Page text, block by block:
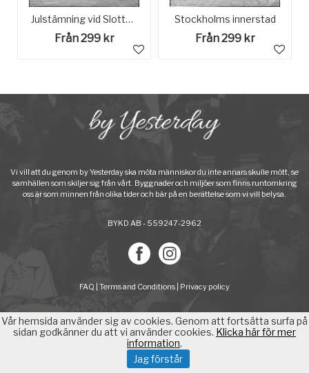
Julstämning vid Slottsbacken.
Från 299 kr
Stockholms innerstad
Från 299 kr
Vi vill att du genom by Yesterday ska möta människor du inte annars skulle mött, se
samhällen som skiljer sig från vårt. Byggnader och miljöer som finns runtomkring
oss är som minnen från olika tider och bär på en berättelse som vi vill belysa.
BYKD AB - 559247-2962
FAQ Terms and Conditions Privacy policy
Vår hemsida använder sig av cookies. Genom att fortsätta surfa på
sidan godkänner du att vi använder cookies. Klicka här för mer
information.
Jag förstår